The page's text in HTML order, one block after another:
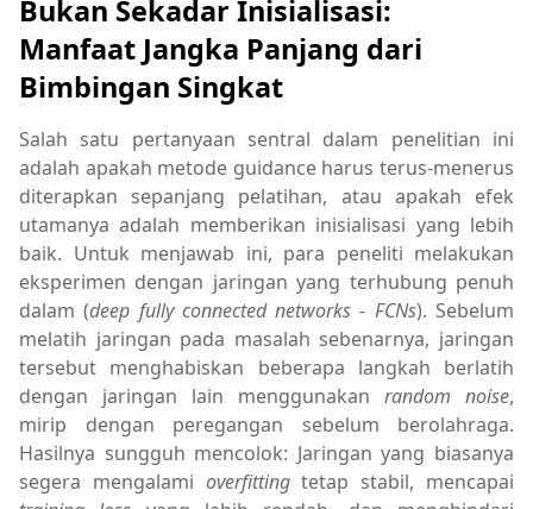
Bukan Sekadar Inisialisasi:
Manfaat Jangka Panjang dari
Bimbingan Singkat
Salah satu pertanyaan sentral dalam penelitian ini
adalah apakah metode guidance harus terus-menerus
diterapkan sepanjang pelatihan, atau apakah efek
utamanya adalah memberikan inisialisasi yang lebih
baik. Untuk menjawab ini, para peneliti melakukan
eksperimen dengan jaringan yang terhubung penuh
dalam (deep fully connected networks - FCNs). Sebelum
melatih jaringan pada masalah sebenarnya, jaringan
tersebut menghabiskan beberapa langkah berlatih
dengan jaringan lain menggunakan random noise,
mirip dengan peregangan sebelum berolahraga.
Hasilnya sungguh mencolok: Jaringan yang biasanya
segera mengalami overfittingtetap stabil, mencapai